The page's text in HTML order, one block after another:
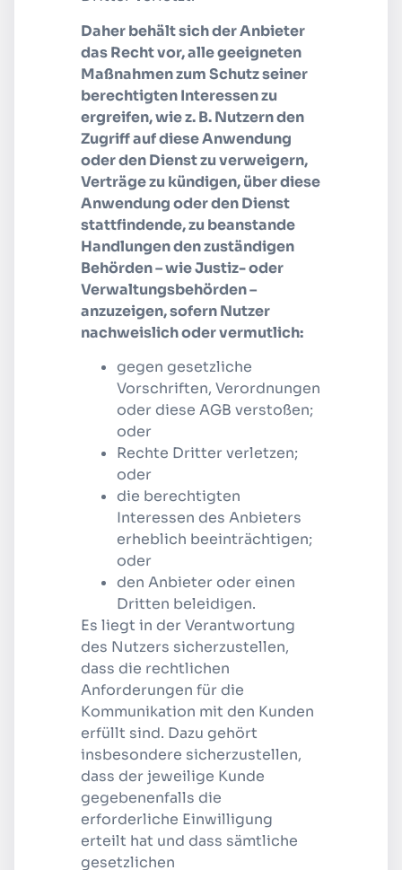
Daher behält sich der Anbieter
das Recht vor, alle geeigneten
Maßnahmen zum Schutz seiner
berechtigten Interessen zu
ergreifen, wie z. B. Nutzern den
Zugriff auf diese Anwendung
oder den Dienst zu verweigern,
Verträge zu kündigen, über diese
Anwendung oder den Dienst
stattfindende, zu beanstande
Handlungen den zuständigen
Behörden – wie Justiz- oder
Verwaltungsbehörden –
anzuzeigen, sofern Nutzer
nachweislich oder vermutlich:
gegen gesetzliche
Vorschriften, Verordnungen
oder diese AGB verstoßen;
oder
Rechte Dritter verletzen;
oder
die berechtigten
Interessen des Anbieters
erheblich beeinträchtigen;
oder
den Anbieter oder einen
Dritten beleidigen.
Es liegt in der Verantwortung
des Nutzers sicherzustellen,
dass die rechtlichen
Anforderungen für die
Kommunikation mit den Kunden
erfüllt sind. Dazu gehört
insbesondere sicherzustellen,
dass der jeweilige Kunde
gegebenenfalls die
erforderliche Einwilligung
erteilt hat und dass sämtliche
gesetzlichen